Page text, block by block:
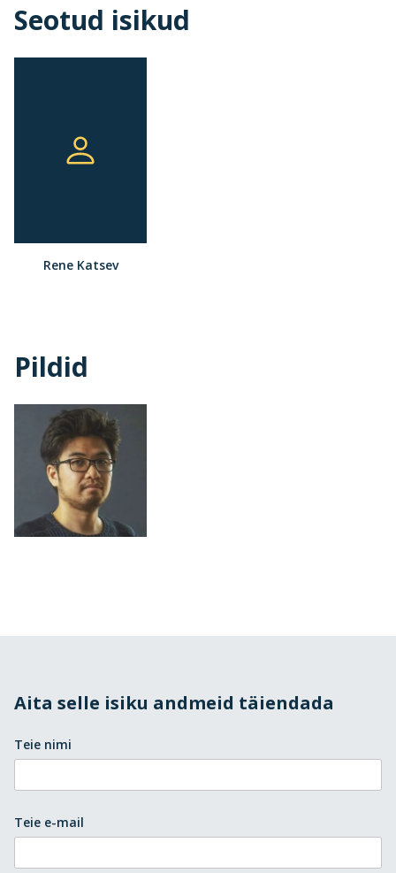
Seotud isikud
Rene Katsev
Pildid
Aita selle isiku andmeid täiendada
Teie nimi
Teie e-mail